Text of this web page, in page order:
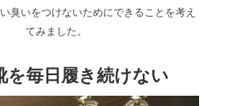
臭いをつけないためにできることを考え
てみました。
を毎日履き続けない